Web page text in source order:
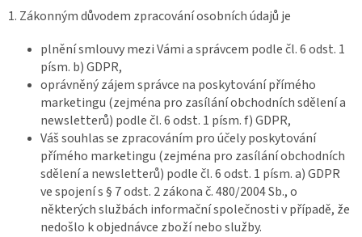
1. Zákonným důvodem zpracování osobních údajů je
plnění smlouvy mezi Vámi a správcem podle čl. 6 odst. 1
písm. b) GDPR,
oprávněný zájem správce na poskytování přímého
marketingu (zejména pro zasílání obchodních sdělení a
newsletterů) podle čl. 6 odst. 1 písm. f) GDPR,
Váš souhlas se zpracováním pro účely poskytování
přímého marketingu (zejména pro zasílání obchodních
sdělení a newsletterů) podle čl. 6 odst. 1 písm. a) GDPR
ve spojení s § 7 odst. 2 zákona č. 480/2004 Sb., o
některých službách informační společnosti v případě, že
nedošlo k objednávce zboží nebo služby.